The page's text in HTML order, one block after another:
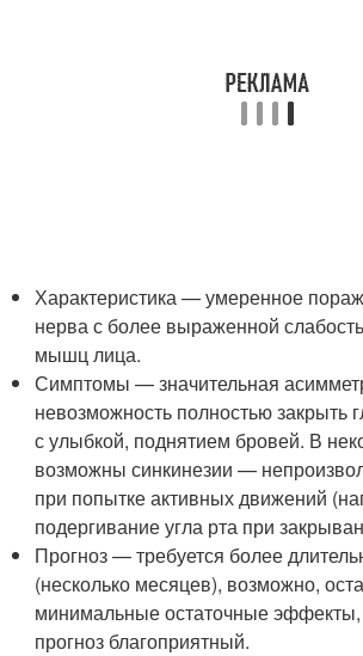
Характеристика — умеренное
нерва с более выраженной
мышц лица.
Симптомы — значительная
невозможность полностью закрыть
с улыбкой, поднятием бровей. В
возможны синкинезии —
при попытке активных движений
подергивание угла рта при
Прогноз — требуется более
(несколько месяцев), возможно,
минимальные остаточные
прогноз благоприятный.